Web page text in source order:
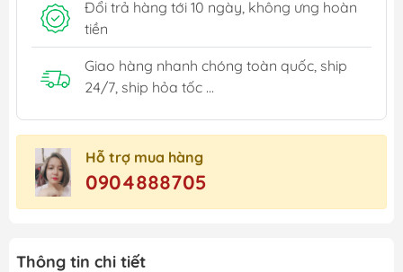
Đổi trả hàng tới 10 ngày, không ưng hoàn
tiền
Giao hàng nhanh chóng toàn quốc, ship
24/7, ship hỏa tốc ...
Hỗ trợ mua hàng
0904888705
Thông tin chi tiết